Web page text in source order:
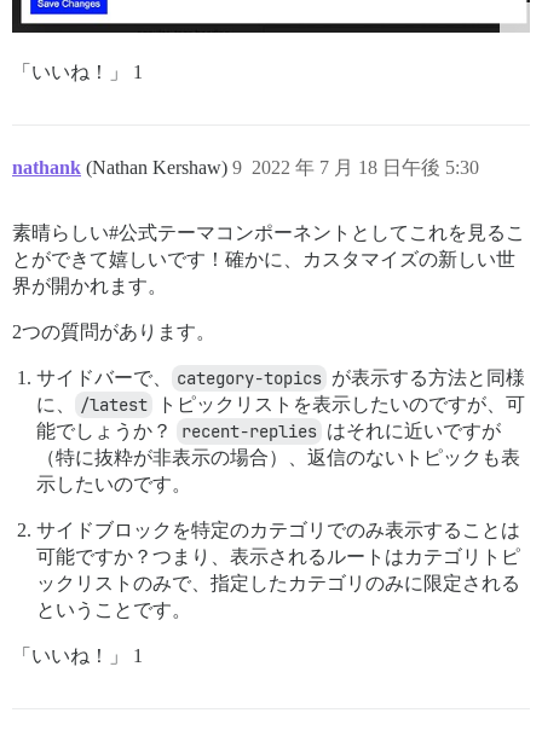
「いいね！」 1
nathank (Nathan Kershaw) 2022 年 7 月 18 日午後 5:30
9
素晴らしい#公式テーマコンポーネントとしてこれを見るこ
とができて嬉しいです！確かに、カスタマイズの新しい世
界が開かれます。
2つの質問があります。
サイドバーで、 category-topics が表示する方法と同様
に、
/latest
トピックリストを表示したいのですが、可
能でしょうか？
recent-replies はそれに近いですが
（特に抜粋が非表示の場合）、返信のないトピックも表
示したいのです。
サイドブロックを特定のカテゴリでのみ表示することは
可能ですか？つまり、表示されるルートはカテゴリトピ
ックリストのみで、指定したカテゴリのみに限定される
ということです。
「いいね！」 1